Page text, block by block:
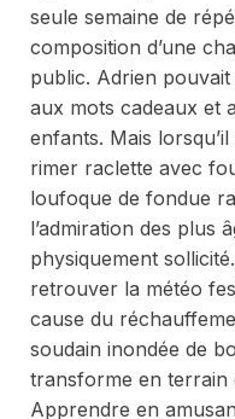
seule semaine de
composition d’une
public. Adrien pouvait
aux mots cadeaux et
enfants. Mais
rimer raclette avec
loufoque de fondue
l’admiration des plus
physiquement
retrouver la météo
cause du
soudain inondée de
transforme en terrain
Apprendre en